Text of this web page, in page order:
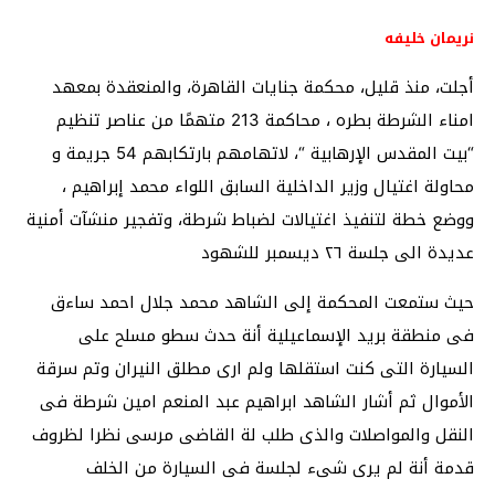
نريمان خليفه
أجلت، منذ قليل، محكمة جنايات القاهرة، والمنعقدة بمعهد
امناء الشرطة بطره ، محاكمة 213 متهمًا من عناصر تنظيم
“بيت المقدس الإرهابية “، لاتهامهم بارتكابهم 54 جريمة و
محاولة اغتيال وزير الداخلية السابق اللواء محمد إبراهيم ،
ووضع خطة لتنفيذ اغتيالات لضباط شرطة، وتفجير منشآت أمنية
عديدة الى جلسة ٢٦ ديسمبر للشهود
حيث ستمعت المحكمة إلى الشاهد محمد جلال احمد ساءق
فى منطقة بريد الإسماعيلية أنة حدث سطو مسلح على
السيارة التى كنتاستقلها ولم ارى مطلق النيران وتم سرقة
الأموال ثم أشار الشاهد ابراهيم عبد المنعم امين شرطة فى
النقل والمواصلات والذى طلب لة القاضى مرسى نظرا لظروف
قدمة أنة لم يرى شىء لجلسة فى السيارة من الخلف